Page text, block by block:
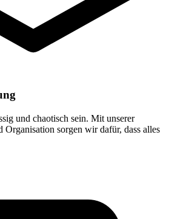
und chaotisch sein. Mit unserer
Organisation sorgen wir dafür, dass alles